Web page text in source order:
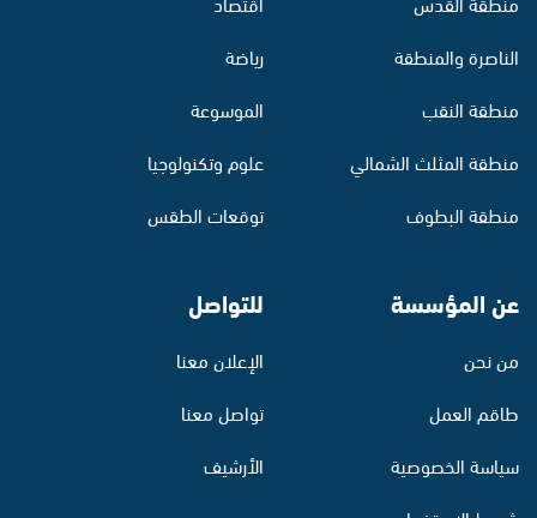
الناصرة والمنطقة
منطقة النقب
منطقة المثلث الشمالي
منطقة البطوف
رياضة
الموسوعة
علوم وتكنولوجيا
توقعات الطقس
عن المؤسسة
من نحن
طاقم العمل
سياسة الخصوصية
للتواصل
الإعلان معنا
تواصل معنا
الأرشيف